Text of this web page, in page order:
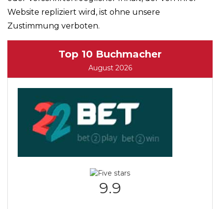
Website repliziert wird, ist ohne unsere
Zustimmung verboten.
Top 10 Buchmacher
August 2026
9.9